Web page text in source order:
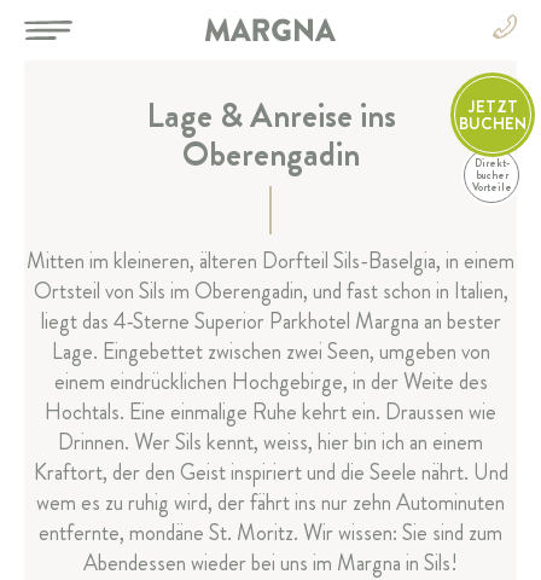
EN
FR
IT
HOTEL
ZIMMER & SUITEN
RESTAURANT & BAR
SPA & SPORT
FEIERN & TAGEN
SILS & ENGADIN
JETZT
BUCHEN
Direkt-
bucher
Vorteile
Lage & Anreise ins
Oberengadin
Mitten im kleineren, älteren Dorfteil Sils-Baselgia, in einem
Ortsteil von Sils im Oberengadin, und fast schon in Italien,
liegt das 4-Sterne Superior Parkhotel Margna an bester
Lage. Eingebettet zwischen zwei Seen, umgeben von
einem eindrücklichen Hochgebirge, in der Weite des
Hochtals. Eine einmalige Ruhe kehrt ein. Draussen wie
Drinnen. Wer Sils kennt, weiss, hier bin ich an einem
Kraftort, der den Geist inspiriert und die Seele nährt. Und
wem es zu ruhig wird, der fährt ins nur zehn Autominuten
entfernte, mondäne St. Moritz. Wir wissen: Sie sind zum
Abendessen wieder bei uns im Margna in Sils!